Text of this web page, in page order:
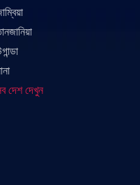
দেশ দেখুন